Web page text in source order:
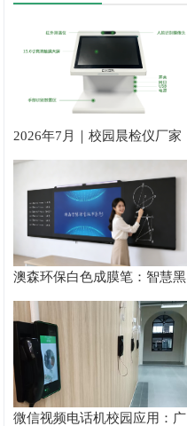
2026年7月｜校园晨检仪厂家
推荐
澳森环保白色成膜笔：智慧黑
板无尘书写实测
微信视频电话机校园应用：广